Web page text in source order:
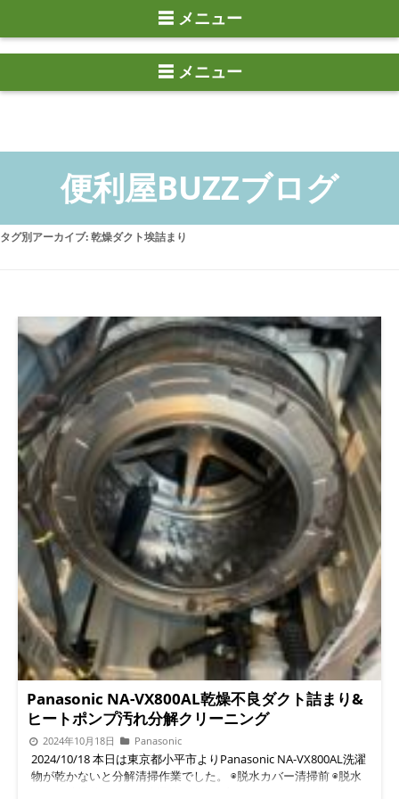
☰ メニュー
タグ別アーカイブ:乾燥ダクト埃詰まり
Panasonic NA-VX800AL乾燥不良ダクト詰まり&
ヒートポンプ汚れ分解クリーニング
2024年10月18日 Panasonic
2024/10/18 本日は東京都小平市よりPanasonic NA-VX800AL洗濯
物が乾かないと分解清掃作業でした。 ◉脱水カバー清掃前 ◉脱水